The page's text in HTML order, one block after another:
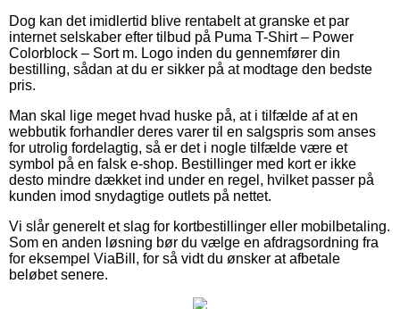
Dog kan det imidlertid blive rentabelt at granske et par
internet selskaber efter tilbud på Puma T-Shirt – Power
Colorblock – Sort m. Logo inden du gennemfører din
bestilling, sådan at du er sikker på at modtage den bedste
pris.
Man skal lige meget hvad huske på, at i tilfælde af at en
webbutik forhandler deres varer til en salgspris som anses
for utrolig fordelagtig, så er det i nogle tilfælde være et
symbol på en falsk e-shop. Bestillinger med kort er ikke
desto mindre dækket ind under en regel, hvilket passer på
kunden imod snydagtige outlets på nettet.
Vi slår generelt et slag for kortbestillinger eller mobilbetaling.
Som en anden løsning bør du vælge en afdragsordning fra
for eksempel ViaBill, for så vidt du ønsker at afbetale
beløbet senere.